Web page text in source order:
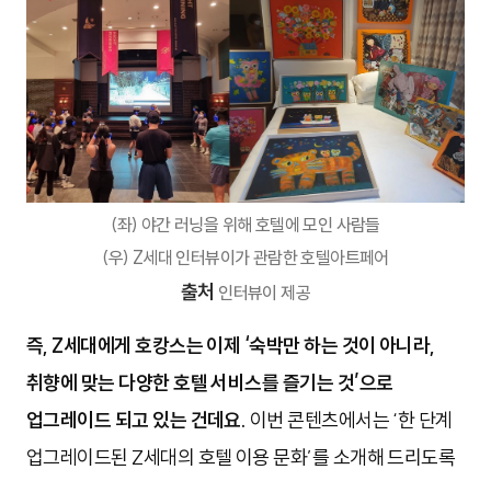
(좌) 야간 러닝을 위해 호텔에 모인 사람들
(우) Z세대 인터뷰이가 관람한 호텔아트페어
출처 인터뷰이 제공
즉, Z세대에게 호캉스는 이제 ‘숙박만 하는 것이 아니라,
취향에 맞는 다양한 호텔 서비스를 즐기는 것’으로
업그레이드 되고 있는 건데요. 이번 콘텐츠에서는 ‘한 단계
업그레이드된 Z세대의 호텔 이용 문화’를 소개해 드리도록